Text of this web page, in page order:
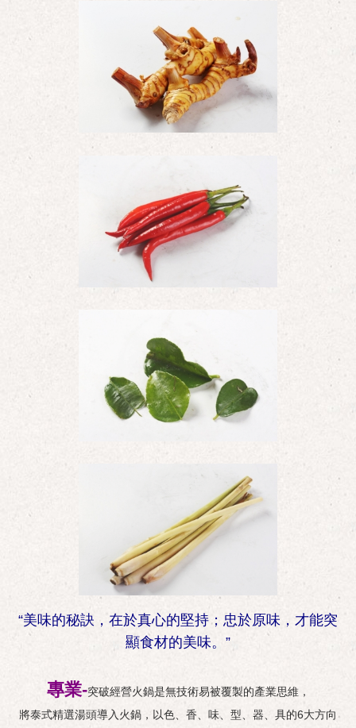
“美味的秘訣，在於真心的堅持；忠於原味，才能突
顯食材的美味。”
專業-突破經營火鍋是無技術易被覆製的產業思維，
將泰式精選湯頭導入火鍋，以色、香、味、型、器、具的6大方向